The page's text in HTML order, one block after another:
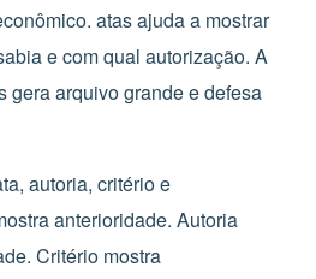
atas ajuda a mostrar
e com qual autorização. A
gera arquivo grande e defesa
autoria, critério e
anterioridade. Autoria
Critério mostra